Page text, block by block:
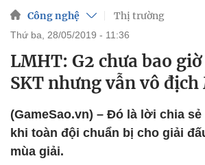
Công nghệ Thị trường
thứ ba, 28/05/2019 - 11:36
LMHT: G2 chưa bao
SKT nhưng vẫn vô địch
(GameSao.vn) – Đó là lời chia
khi toàn đội chuẩn bị cho giải
mùa giải.